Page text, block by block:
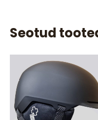
Seotud